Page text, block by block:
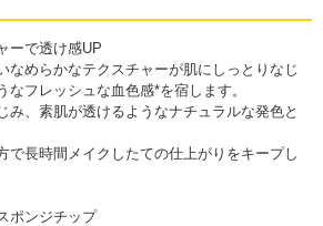
ーで透け感UP
めらかなテクスチャーが肌にしっとりなじ
フレッシュな血色感*を宿します。
、素肌が透けるようなナチュラルな発色と
長時間メイクしたての仕上がりをキープし
ポンジチップ